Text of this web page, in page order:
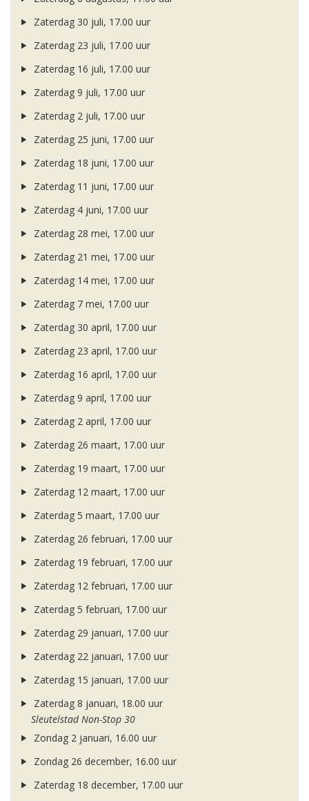
Zaterdag 30 juli, 17.00 uur
Zaterdag 23 juli, 17.00 uur
Zaterdag 16 juli, 17.00 uur
Zaterdag 9 juli, 17.00 uur
Zaterdag 2 juli, 17.00 uur
Zaterdag 25 juni, 17.00 uur
Zaterdag 18 juni, 17.00 uur
Zaterdag 11 juni, 17.00 uur
Zaterdag 4 juni, 17.00 uur
Zaterdag 28 mei, 17.00 uur
Zaterdag 21 mei, 17.00 uur
Zaterdag 14 mei, 17.00 uur
Zaterdag 7 mei, 17.00 uur
Zaterdag 30 april, 17.00 uur
Zaterdag 23 april, 17.00 uur
Zaterdag 16 april, 17.00 uur
Zaterdag 9 april, 17.00 uur
Zaterdag 2 april, 17.00 uur
Zaterdag 26 maart, 17.00 uur
Zaterdag 19 maart, 17.00 uur
Zaterdag 12 maart, 17.00 uur
Zaterdag 5 maart, 17.00 uur
Zaterdag 26 februari, 17.00 uur
Zaterdag 19 februari, 17.00 uur
Zaterdag 12 februari, 17.00 uur
Zaterdag 5 februari, 17.00 uur
Zaterdag 29 januari, 17.00 uur
Zaterdag 22 januari, 17.00 uur
Zaterdag 15 januari, 17.00 uur
Zaterdag 8 januari, 18.00 uur
Sleutelstad Non-Stop 30
Zondag 2 januari, 16.00 uur
Zondag 26 december, 16.00 uur
Zaterdag 18 december, 17.00 uur